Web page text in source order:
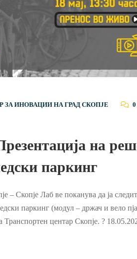
ЗА ИНОВАЦИИ НА ГРАД СКОПЈЕ
на
паркинг
– Скопје Лаб ве поканува да ја
паркинг (модул – држач и вело
Транспортен центар Скопје. ?